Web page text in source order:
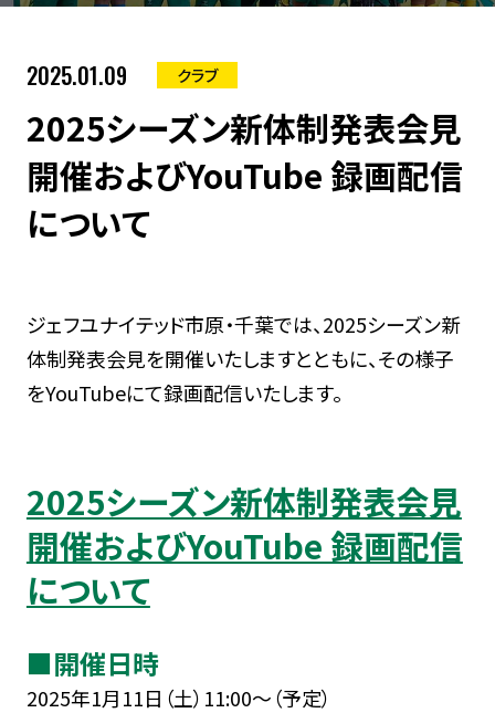
2025.01.09 クラブ
2025シーズン新体制発表会見
開催およびYouTube 録画配信
について
ジェフユナイテッド市原・千葉では、2025シーズン新
体制発表会見を開催いたしますとともに、その様子
をYouTubeにて録画配信いたします。
2025シーズン新体制発表会見
開催およびYouTube 録画配信
について
■開催日時
2025年1月11日（土）11:00～（予定）